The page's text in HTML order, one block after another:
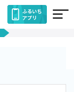
ふるいち
アプリ